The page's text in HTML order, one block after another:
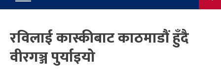
रविलाई कास्कीबाट काठमाडौं हुँदै
वीरगञ्ज पुर्याइयो